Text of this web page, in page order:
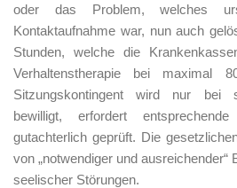
oder das Problem, welches
Kontaktaufnahme war, nun auch
Stunden, welche die
Verhaltenstherapie bei maximal
Sitzungskontingent wird nur bei
bewilligt, erfordert
gutachterlich geprüft. Die
von „notwendiger und ausreichender“
seelischer Störungen.